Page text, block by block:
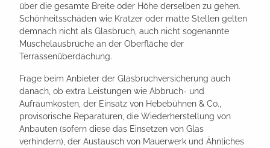
über die gesamte Breite oder Höhe derselben zu gehen.
Schönheitsschäden wie Kratzer oder matte Stellen gelten
demnach nicht als Glasbruch, auch nicht sogenannte
Muschelausbrüche an der Oberfläche der
Terrassenüberdachung.
Frage beim Anbieter der Glasbruchversicherung auch
danach, ob extra Leistungen wie Abbruch- und
Aufräumkosten, der Einsatz von Hebebühnen & Co.,
provisorische Reparaturen, die Wiederherstellung von
Anbauten (sofern diese das Einsetzen von Glas
verhindern), der Austausch von Mauerwerk und Ähnliches